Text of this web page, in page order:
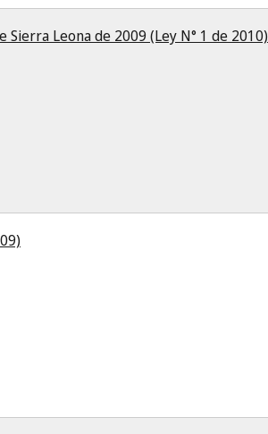
Sierra Leona de 2009 (Ley N° 1 de 2010)